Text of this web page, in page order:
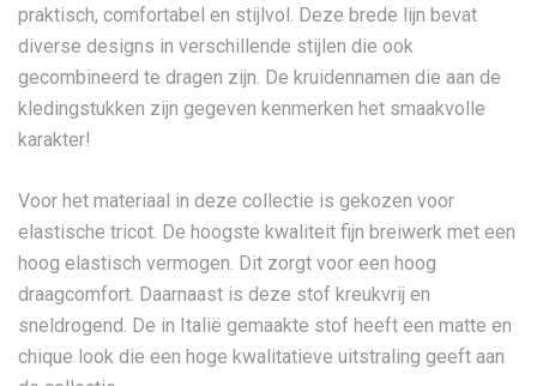
praktisch, comfortabel en stijlvol. Deze brede lijn bevat
diverse designs in verschillende stijlen die ook
gecombineerd te dragen zijn. De kruidennamen die aan de
kledingstukken zijn gegeven kenmerken het smaakvolle
karakter!
Voor het materiaal in deze collectie is gekozen voor
elastische tricot. De hoogste kwaliteit fijn breiwerk met een
hoog elastisch vermogen. Dit zorgt voor een hoog
draagcomfort. Daarnaast is deze stof kreukvrij en
sneldrogend. De in Italië gemaakte stof heeft een matte en
chique look die een hoge kwalitatieve uitstraling geeft aan